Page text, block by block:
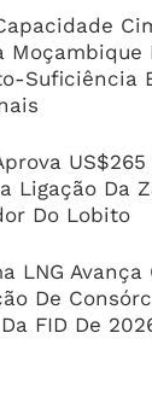
Moçambique
Suficiência
Ligação Da
Do Lobito
LNG Avança
De
FID De